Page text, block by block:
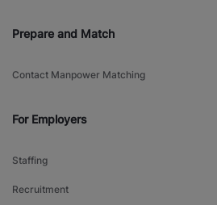
Prepare and Match
Contact Manpower Matching
For Employers
Staffing
Recruitment